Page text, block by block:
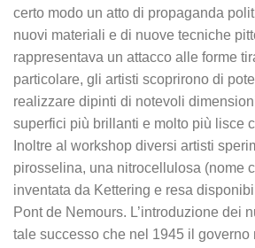
certo modo un atto di propaganda
nuovi materiali e di nuove tecniche
rappresentava un attacco alle forme
particolare, gli artisti scoprirono di
realizzare dipinti di notevoli
superfici più brillanti e molto più lisce
Inoltre al workshop diversi artisti
pirosselina, una nitrocellulosa (nome
inventata da Kettering e resa
Pont de Nemours. L’introduzione dei
tale successo che nel 1945 il governo